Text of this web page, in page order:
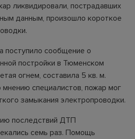
ликвидировали, пострадавших
данным, произошло короткое
поступило сообщение о
постройки в Тюменском
огнем, составила 5 кв. м.
специалистов, пожар мог
замыкания электропроводки.
последствий ДТП
семь раз. Помощь